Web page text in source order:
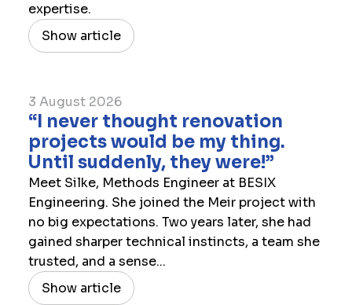
expertise.
Show article
3 August 2026
“I never thought renovation
projects would be my thing.
Until suddenly, they were!”
Meet Silke, Methods Engineer at BESIX
Engineering. She joined the Meir project with
no big expectations. Two years later, she had
gained sharper technical instincts, a team she
trusted, and a sense...
Show article